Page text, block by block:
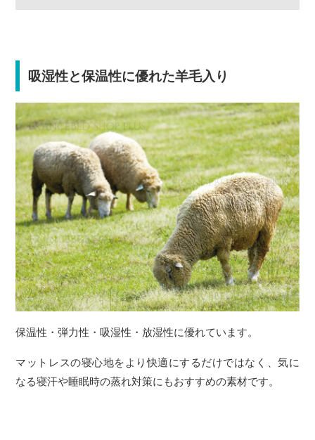
吸湿性と保温性に優れた羊毛入り
保温性・弾力性・吸湿性・放湿性に優れています。
マットレスの寝心地をより快適にするだけではなく、気に
なる寝汗や睡眠時の蒸れ対策にもおすすめの素材です。